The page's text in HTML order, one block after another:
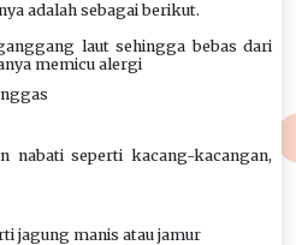
adalah sebagai berikut.
laut sehingga bebas dari
memicu alergi
nabati seperti kacang-kacangan,
jagung manis atau jamur